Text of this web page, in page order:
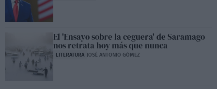
El 'Ensayo sobre la ceguera' de Saramago
nos retrata hoy más que nunca
LITERATURA JOSÉ ANTONIO GÓMEZ